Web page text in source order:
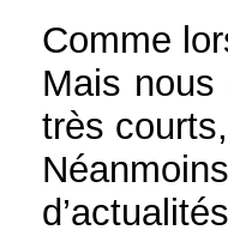
Comme
Mais
très